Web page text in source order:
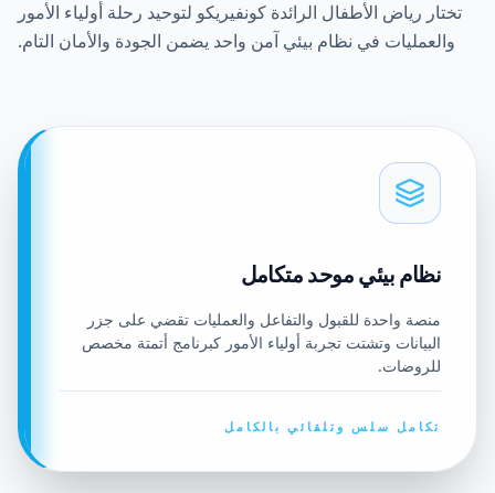
تختار رياض الأطفال الرائدة كونفيريكو لتوحيد رحلة أولياء الأمور
والعمليات في نظام بيئي آمن واحد يضمن الجودة والأمان التام.
نظام بيئي موحد متكامل
منصة واحدة للقبول والتفاعل والعمليات تقضي على جزر
البيانات وتشتت تجربة أولياء الأمور كبرنامج أتمتة مخصص
للروضات.
تكامل سلس وتلقائي بالكامل